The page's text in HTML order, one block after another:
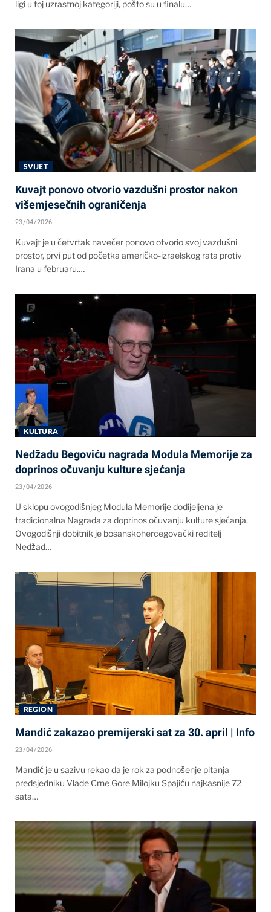
ligi u toj uzrastnoj kategoriji, pošto su u finalu…
SVIJET
Kuvajt ponovo otvorio vazdušni prostor nakon
višemjesečnih ograničenja
23/04/2026
Kuvajt je u četvrtak navečer ponovo otvorio svoj vazdušni
prostor, prvi put od početka američko-izraelskog rata protiv
Irana u februaru.…
KULTURA
Nedžadu Begoviću nagrada Modula Memorije za
doprinos očuvanju kulture sjećanja
23/04/2026
U sklopu ovogodišnjeg Modula Memorije dodijeljena je
tradicionalna Nagrada za doprinos očuvanju kulture sjećanja.
Ovogodišnji dobitnik je bosanskohercegovački reditelj
Nedžad…
REGION
Mandić zakazao premijerski sat za 30. april | Info
23/04/2026
Mandić je u sazivu rekao da je rok za podnošenje pitanja
predsjedniku Vlade Crne Gore Milojku Spajiću najkasnije 72
sata…